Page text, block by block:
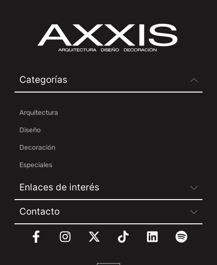
Categorías
Arquitectura
Diseño
Decoración
Especiales
Enlaces de interés
Contacto